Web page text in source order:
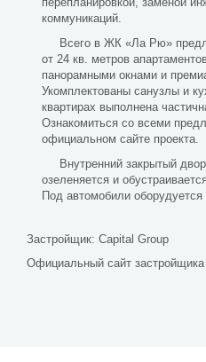
коммуникаций.
Всего в ЖК «Ла Рю»
от 24 кв. метров
панорамными окнами и
Укомплектованы санузлы и
квартирах выполнена
Ознакомиться со всеми
официальном сайте проекта.
Внутренний закрытый
озеленяется и
Под автомобили оборудуется
Застройщик: Capital Group
Официальный сайт застройщика